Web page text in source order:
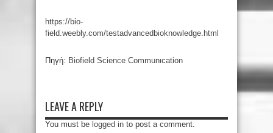
https://bio-
field.weebly.com/testadvancedbioknowledge.html
Πηγή: Biofield Science Communιcation
LEAVE A REPLY
You must be logged in to post a comment.